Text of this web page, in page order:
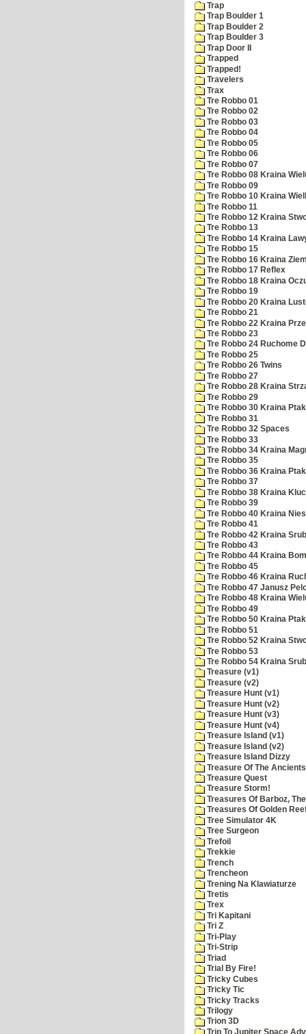
Trap
Trap Boulder 1
Trap Boulder 2
Trap Boulder 3
Trap Door II
Trapped
Trapped!
Travelers
Trax
Tre Robbo 01
Tre Robbo 02
Tre Robbo 03
Tre Robbo 04
Tre Robbo 05
Tre Robbo 06
Tre Robbo 07
Tre Robbo 08 Kraina
Tre Robbo 09
Tre Robbo 10 Kraina
Tre Robbo 11
Tre Robbo 12 Kraina
Tre Robbo 13
Tre Robbo 14 Kraina
Tre Robbo 15
Tre Robbo 16 Kraina
Tre Robbo 17 Reflex
Tre Robbo 18 Kraina
Tre Robbo 19
Tre Robbo 20 Kraina
Tre Robbo 21
Tre Robbo 22 Kraina
Tre Robbo 23
Tre Robbo 24 Ruchome
Tre Robbo 25
Tre Robbo 26 Twins
Tre Robbo 27
Tre Robbo 28 Kraina
Tre Robbo 29
Tre Robbo 30 Kraina
Tre Robbo 31
Tre Robbo 32 Spaces
Tre Robbo 33
Tre Robbo 34 Kraina
Tre Robbo 35
Tre Robbo 36 Kraina
Tre Robbo 37
Tre Robbo 38 Kraina
Tre Robbo 39
Tre Robbo 40 Kraina
Tre Robbo 41
Tre Robbo 42 Kraina
Tre Robbo 43
Tre Robbo 44 Kraina
Tre Robbo 45
Tre Robbo 46 Kraina
Tre Robbo 47 Janusz
Tre Robbo 48 Kraina
Tre Robbo 49
Tre Robbo 50 Kraina
Tre Robbo 51
Tre Robbo 52 Kraina
Tre Robbo 53
Tre Robbo 54 Kraina
Treasure (v1)
Treasure (v2)
Treasure Hunt (v1)
Treasure Hunt (v2)
Treasure Hunt (v3)
Treasure Hunt (v4)
Treasure Island (v1)
Treasure Island (v2)
Treasure Island Dizzy
Treasure Of The Ancients
Treasure Quest
Treasure Storm!
Treasures Of Barboz, The
Treasures Of Golden
Tree Simulator 4K
Tree Surgeon
Trefoil
Trekkie
Trench
Trencheon
Trening Na Klawiaturze
Tretis
Trex
Tri Kapitani
Tri Z
Tri-Play
Tri-Strip
Triad
Trial By Fire!
Tricky Cubes
Tricky Tic
Tricky Tracks
Trilogy
Trion 3D
Trip To Jupiter Space